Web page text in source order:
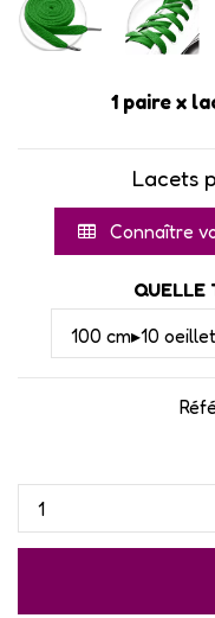
1 paire x
Lacets
Connaître
QUELLE